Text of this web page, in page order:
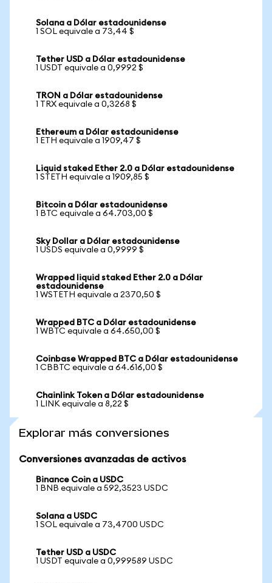
Solana a Dólar estadounidense
1 SOL equivale a 73,44 $
Tether USD a Dólar estadounidense
1 USDT equivale a 0,9992 $
TRON a Dólar estadounidense
1 TRX equivale a 0,3268 $
Ethereum a Dólar estadounidense
1 ETH equivale a 1909,47 $
Liquid staked Ether 2.0 a Dólar estadounidense
1 STETH equivale a 1909,85 $
Bitcoin a Dólar estadounidense
1 BTC equivale a 64.703,00 $
Sky Dollar a Dólar estadounidense
1 USDS equivale a 0,9999 $
Wrapped liquid staked Ether 2.0 a Dólar
estadounidense
1 WSTETH equivale a 2370,50 $
Wrapped BTC a Dólar estadounidense
1 WBTC equivale a 64.650,00 $
Coinbase Wrapped BTC a Dólar estadounidense
1 CBBTC equivale a 64.616,00 $
Chainlink Token a Dólar estadounidense
1 LINK equivale a 8,22 $
Explorar más conversiones
Conversiones avanzadas de activos
Binance Coin a USDC
1 BNB equivale a 592,3523 USDC
Solana a USDC
1 SOL equivale a 73,4700 USDC
Tether USD a USDC
1 USDT equivale a 0,999589 USDC